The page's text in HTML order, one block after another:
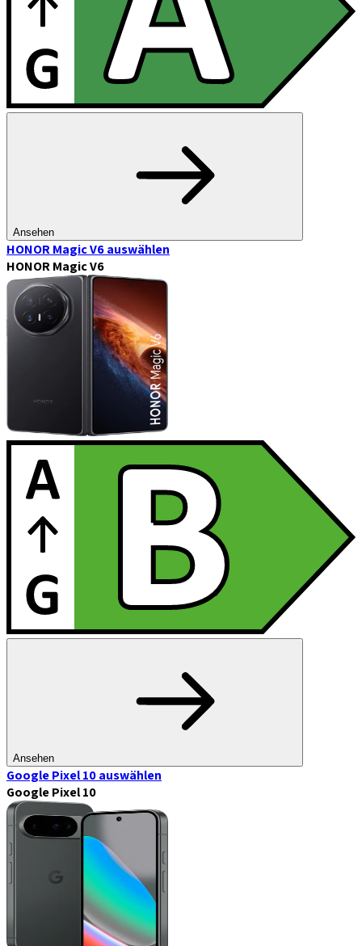
Ansehen
HONOR Magic V6auswählen
HONOR Magic V6
Ansehen
Google Pixel 10auswählen
Google Pixel 10